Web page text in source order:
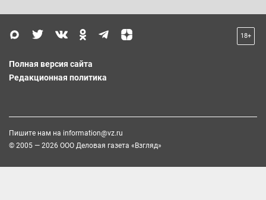
18+
Полная версия сайта
Редакционная политика
Пишите нам на information@vz.ru
© 2005 — 2026 ООО Деловая газета «Взгляд»